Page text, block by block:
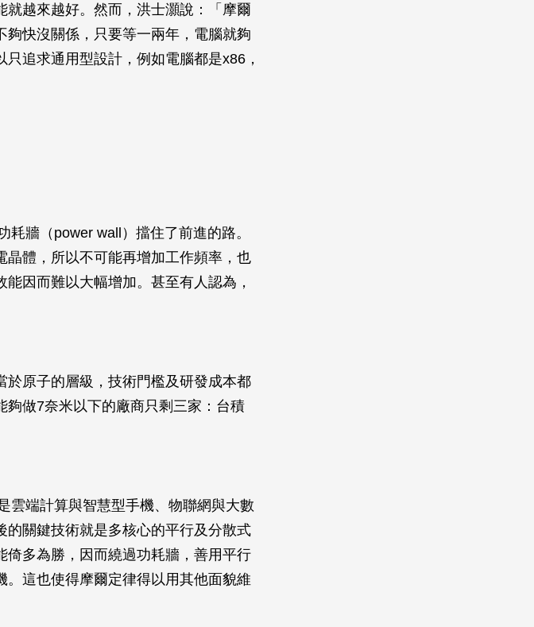
就越來越好。然而，洪士灝說：「摩爾
快沒關係，只要等一兩年，電腦就夠
追求通用型設計，例如電腦都是x86，
牆（power wall）擋住了前進的路。
體，所以不可能再增加工作頻率，也
因而難以大幅增加。甚至有人認為，
於原子的層級，技術門檻及研發成本都
夠做7奈米以下的廠商只剩三家：台積
雲端計算與智慧型手機、物聯網與大數
關鍵技術就是多核心的平行及分散式
多為勝，因而繞過功耗牆，善用平行
這也使得摩爾定律得以用其他面貌維